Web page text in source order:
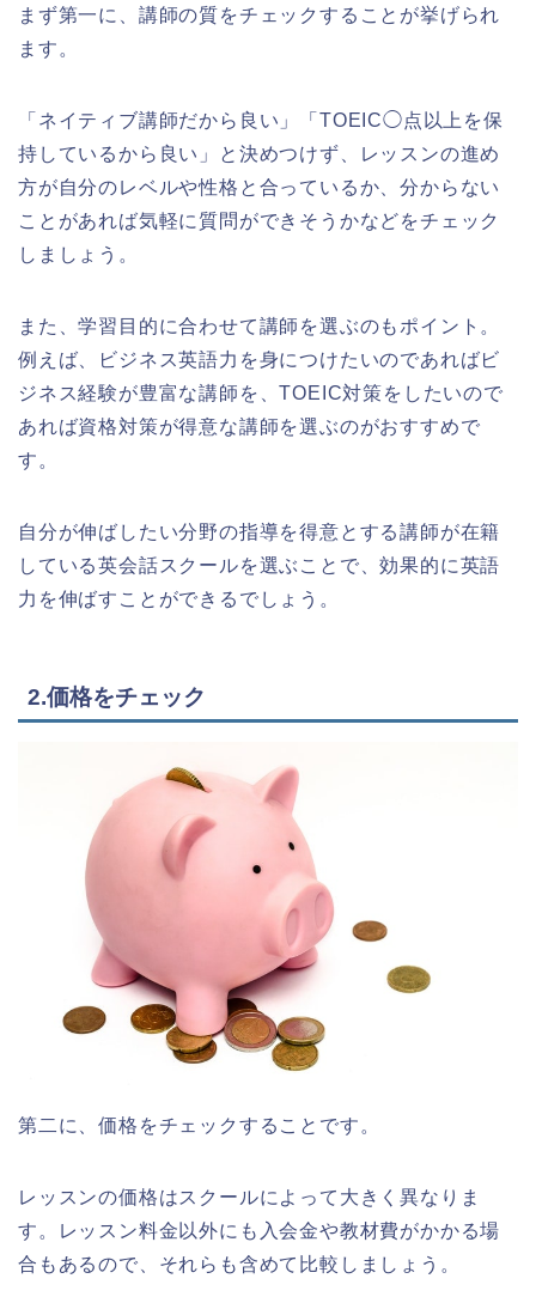
まず第一に、講師の質をチェックすることが挙げられ
ます。
「ネイティブ講師だから良い」「TOEIC◯点以上を保
持しているから良い」と決めつけず、レッスンの進め
方が自分のレベルや性格と合っているか、分からない
ことがあれば気軽に質問ができそうかなどをチェック
しましょう。
また、学習目的に合わせて講師を選ぶのもポイント。
例えば、ビジネス英語力を身につけたいのであればビ
ジネス経験が豊富な講師を、TOEIC対策をしたいので
あれば資格対策が得意な講師を選ぶのがおすすめで
す。
自分が伸ばしたい分野の指導を得意とする講師が在籍
している英会話スクールを選ぶことで、効果的に英語
力を伸ばすことができるでしょう。
2.価格をチェック
第二に、価格をチェックすることです。
レッスンの価格はスクールによって大きく異なりま
す。レッスン料金以外にも入会金や教材費がかかる場
合もあるので、それらも含めて比較しましょう。